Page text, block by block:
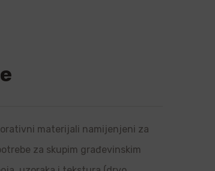
materijali namijenjeni za
za skupim građevinskim